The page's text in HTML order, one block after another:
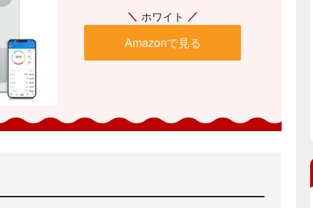
ホワイト
Kungix 体重計 体脂肪計 体組
成計 Bluetooth スマホ連動 ヘ